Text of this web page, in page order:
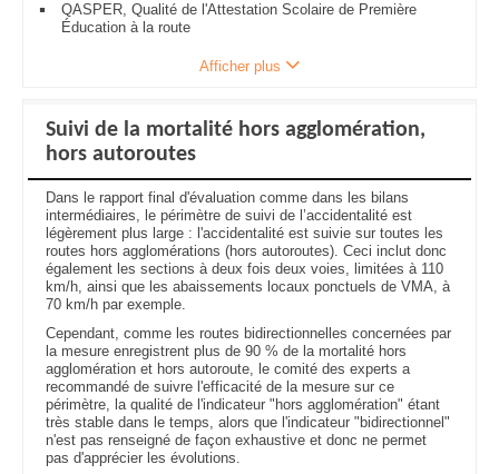
QASPER, Qualité de l'Attestation Scolaire de Première
Éducation à la route
Afficher plus
Suivi de la mortalité hors agglomération,
hors autoroutes
Dans le rapport final d'évaluation comme dans les bilans
intermédiaires, le périmètre de suivi de l’accidentalité est
légèrement plus large : l'accidentalité est suivie sur toutes les
routes hors agglomérations (hors autoroutes). Ceci inclut donc
également les sections à deux fois deux voies, limitées à 110
km/h, ainsi que les abaissements locaux ponctuels de VMA, à
70 km/h par exemple.
Cependant, comme les routes bidirectionnelles concernées par
la mesure enregistrent plus de 90 % de la mortalité hors
agglomération et hors autoroute, le comité des experts a
recommandé de suivre l'efficacité de la mesure sur ce
périmètre, la qualité de l'indicateur "hors agglomération" étant
très stable dans le temps, alors que l'indicateur "bidirectionnel"
n'est pas renseigné de façon exhaustive et donc ne permet
pas d'apprécier les évolutions.